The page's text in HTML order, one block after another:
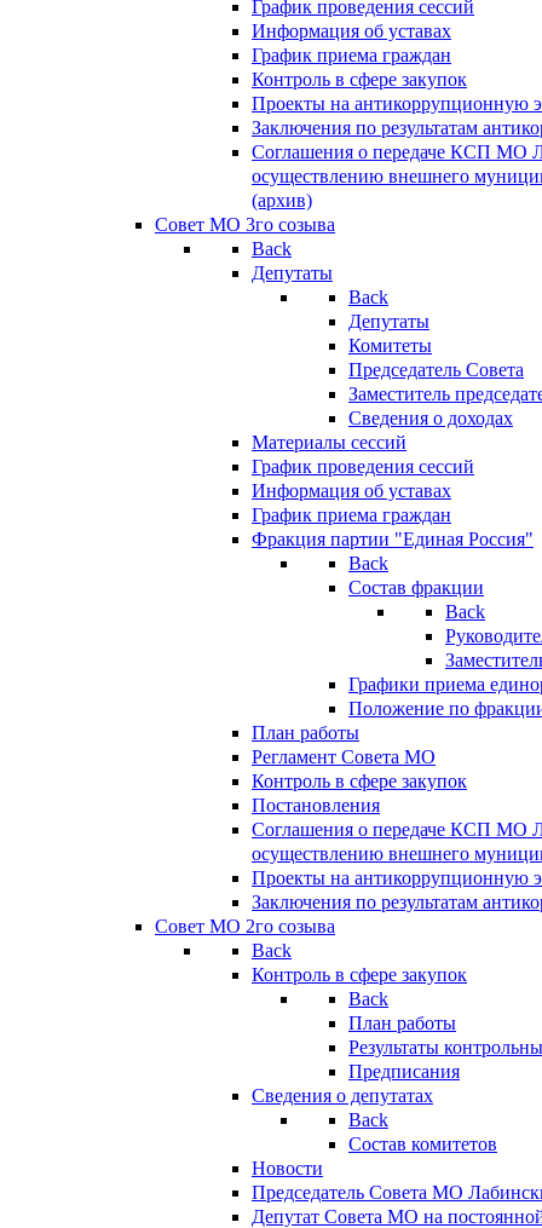
График проведения сессий
Информация об уставах
График приема граждан
Контроль в сфере закупок
Проекты на антикоррупционную
Заключения по результатам
Соглашения о передаче КСП МО
осуществлению внешнего
(архив)
Совет МО 3го созыва
Back
Депутаты
Back
Депутаты
Комитеты
Председатель Совета
Заместитель
Сведения о доходах
Материалы сессий
График проведения сессий
Информация об уставах
График приема граждан
Фракция партии "Единая Россия"
Back
Состав фракции
Back
Графики приема
Положение по
План работы
Регламент Совета МО
Контроль в сфере закупок
Постановления
Соглашения о передаче КСП МО
осуществлению внешнего
Проекты на антикоррупционную
Заключения по результатам
Совет МО 2го созыва
Back
Контроль в сфере закупок
Back
План работы
Результаты
Предписания
Сведения о депутатах
Back
Состав комитетов
Новости
Председатель Совета МО
Депутат Совета МО на